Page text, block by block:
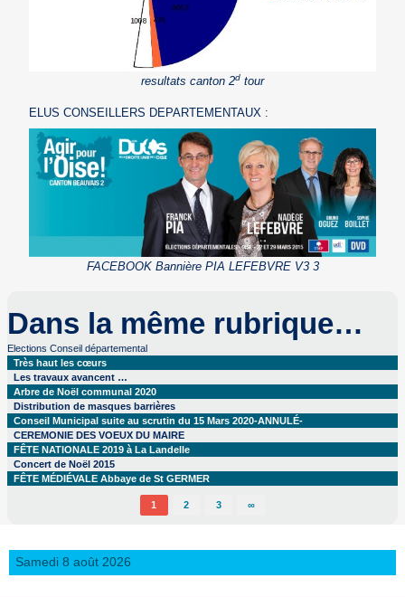
resultats canton 2d tour
ELUS CONSEILLERS DEPARTEMENTAUX :
FACEBOOK Bannière PIA LEFEBVRE V3 3
Dans la même rubrique…
Elections Conseil départemental
Très haut les cœurs
Les travaux avancent …
Arbre de Noël communal 2020
Distribution de masques barrières
Conseil Municipal suite au scrutin du 15 Mars 2020-ANNULÉ-
CEREMONIE DES VOEUX DU MAIRE
FÊTE NATIONALE 2019 à La Landelle
Concert de Noël 2015
FÊTE MÉDIÉVALE Abbaye de St GERMER
1 2 3 ∞
Samedi 8 août 2026